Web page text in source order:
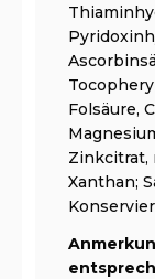
Folsäure,
Zinkcitrat,
Xanthan;